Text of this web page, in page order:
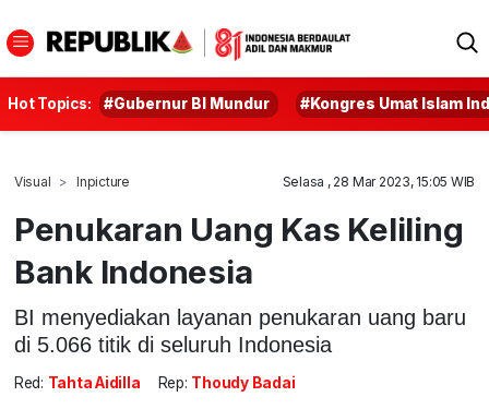
Hot Topics: #Gubernur BI Mundur #Kongres Umat Islam
Visual Inpicture Selasa , 28 Mar 2023, 15:05 WIB
Penukaran Uang Kas Keliling
Bank Indonesia
BI menyediakan layanan penukaran uang baru
di 5.066 titik di seluruh Indonesia
Red: Tahta Aidilla Rep: Thoudy Badai